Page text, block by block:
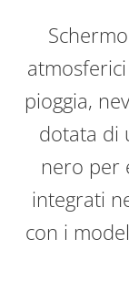
pioggia,
dotata di
nero per
integrati
con i